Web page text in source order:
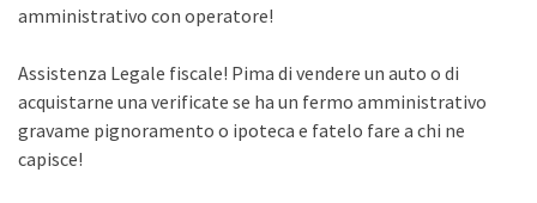
amministrativo con operatore!
Assistenza Legale fiscale! Pima di vendere un auto o di
acquistarne una verificate se ha un fermo amministrativo
gravame pignoramento o ipoteca e fatelo fare a chi ne
capisce!